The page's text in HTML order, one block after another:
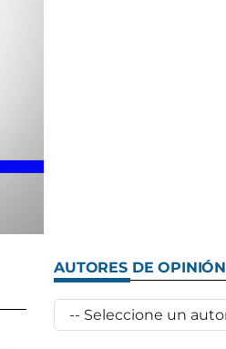
AUTORES DE OPINIÓN